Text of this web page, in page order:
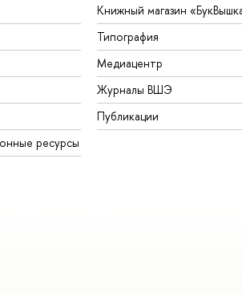
ресурсы
Книжный магазин
Типография
Медиацентр
Журналы ВШЭ
Публикации